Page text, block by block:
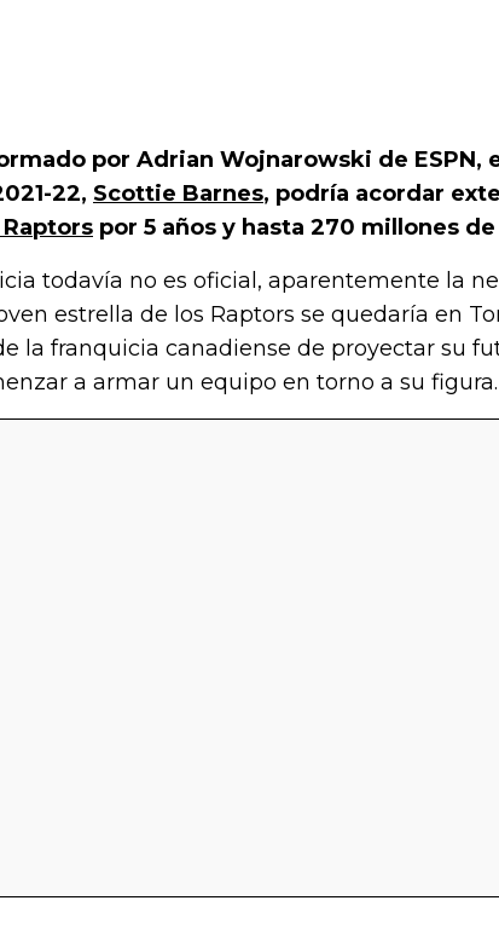
por Adrian Wojnarowski de ESPN,
22, Scottie Barnes, podría acordar
por 5 años y hasta 270 millones
todavía no es oficial, aparentemente la
estrella de los Raptors se quedaría en
la franquicia canadiense de proyectar su
a armar un equipo en torno a su figura.